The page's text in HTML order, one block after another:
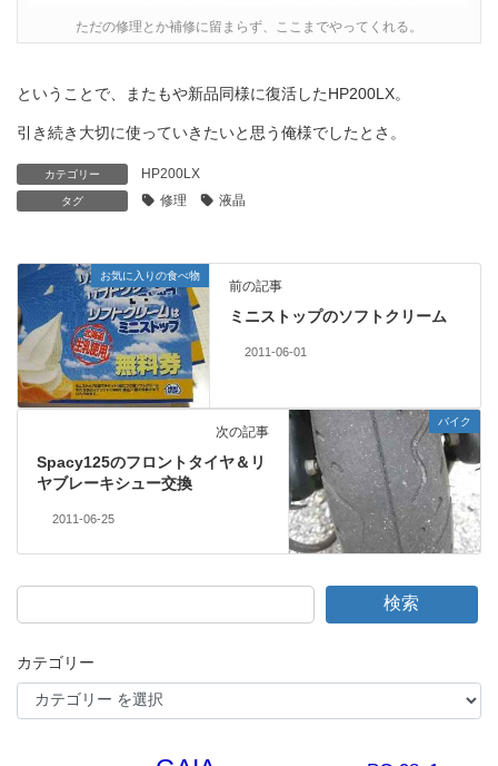
ただの修理とか補修に留まらず、ここまでやってくれる。
ということで、またもや新品同様に復活したHP200LX。
引き続き大切に使っていきたいと思う俺様でしたとさ。
カテゴリー HP200LX
タグ 修理 液晶
お気に入りの食べ物
前の記事
ミニストップのソフトクリーム
2011-06-01
バイク
次の記事
Spacy125のフロントタイヤ＆リ
ヤブレーキシュー交換
2011-06-25
検索
カテゴリー